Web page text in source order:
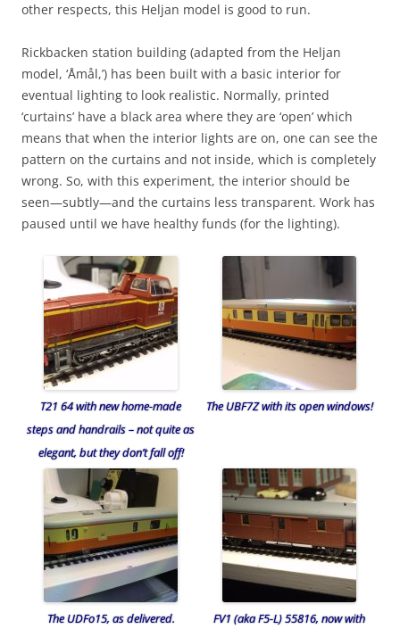
other respects, this Heljan model is good to run.
Rickbacken station building (adapted from the Heljan
model, ‘Åmål,’) has been built with a basic interior for
eventual lighting to look realistic. Normally, printed
‘curtains’ have a black area where they are ‘open’ which
means that when the interior lights are on, one can see the
pattern on the curtains and not inside, which is completely
wrong. So, with this experiment, the interior should be
seen—subtly—and the curtains less transparent. Work has
paused until we have healthy funds (for the lighting).
T21 64 with new home-made
steps and handrails – not quite as
elegant, but they don’t fall off!
The UBF7Z with its open windows!
The UDFo15, as delivered.
FV1 (aka F5-L) 55816, now with